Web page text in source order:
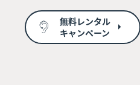
無料レンタル
キャンペーン